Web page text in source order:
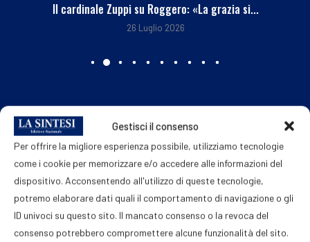
Gestisci il consenso
Per offrire la migliore esperienza possibile, utilizziamo tecnologie
come i cookie per memorizzare e/o accedere alle informazioni del
dispositivo. Acconsentendo all'utilizzo di queste tecnologie,
potremo elaborare dati quali il comportamento di navigazione o gli
ID univoci su questo sito. Il mancato consenso o la revoca del
consenso potrebbero compromettere alcune funzionalità del sito.
Il cardinale Zuppi su Roggero: «La grazia si...
26 Luglio 2026